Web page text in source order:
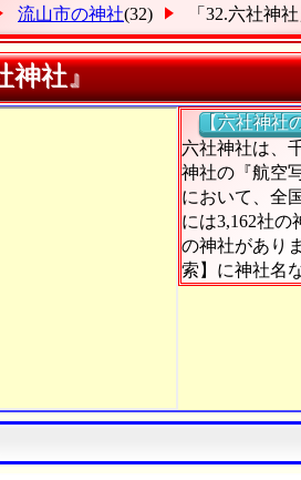
流山市の神社(32) 「32.六社神社
神社』
【六社神社
六社神社は、
神社の『航空
において、全
には3,162社の
の神社があり
索】に神社名